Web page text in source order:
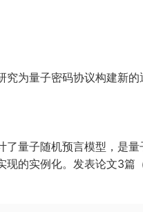
为量子密码协议构建新
了量子随机预言模型，是
的实例化。发表论文3篇